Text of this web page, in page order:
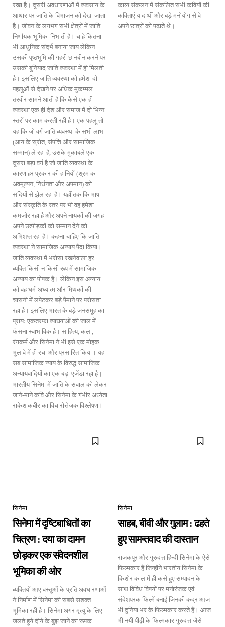
रखा है। दूसरी अवधारणाओं में व्यवसाय के
आधार पर जाति के विभाजन को देखा जाता
है। जीवन के लगभग सभी क्षेत्रों में जाति
निर्णायक भूमिका निभाती है। चाहे कितना
भी आधुनिक संदर्भ बनाया जाय लेकिन
उसकी पृष्ठभूमि की गहरी छानबीन करने पर
उसकी बुनियाद जाति व्यवस्था में ही मिलती
है। इसलिए जाति व्यवस्था को हमेशा दो
पहलुओं से देखने पर अधिक मुकम्मल
तस्वीर सामने आती है कि कैसे एक ही
व्यवस्था एक ही देश और समाज में दो भिन्न
स्तरों पर काम करती रही है। एक पहलू तो
यह कि जो वर्ग जाति व्यवस्था के सभी लाभ
(आय के स्रोत, संपत्ति और सामाजिक
सम्मान) ले रहा है, उसके मुक़ाबले एक
दूसरा बड़ा वर्ग है जो जाति व्यवस्था के
कारण हर प्रकार की हानियों (श्रम का
अवमूल्यन, निर्धनता और अपमान) को
सदियों से झेल रहा है। यहाँ तक कि भाषा
और संस्कृति के स्तर पर भी वह हमेशा
कमजोर रहा है और अपने नायकों की जगह
अपने उत्पीड़कों को सम्मान देने को
अभिशप्त रहा है। कहना चाहिए कि जाति
व्यवस्था ने सामाजिक अन्याय पैदा किया।
जाति व्यवस्था में भरोसा रखनेवाला हर
व्यक्ति किसी न किसी रूप में सामाजिक
अन्याय का पोषक है। लेकिन इस अन्याय
को वह धर्म-अध्यात्म और मिथकों की
चासनी में लपेटकर बड़े पैमाने पर परोसता
रहा है। इसलिए भारत के बड़े जनसमूह का
प्रायः एकतरफा व्याख्याओं की जाल में
फंसना स्वाभाविक है। साहित्य, कला,
रंगकर्म और सिनेमा ने भी इसे एक मोहक
भुलावे में ही रचा और प्रसारित किया। यह
सब सामाजिक न्याय के विरुद्ध सामाजिक
अन्यायवादियों का एक बड़ा एजेंडा रहा है।
भारतीय सिनेमा में जाति के सवाल को लेकर
जाने-माने कवि और सिनेमा के गंभीर अध्येता
राकेश कबीर का विचारोत्तेजक विश्लेषण।
काव्य संकलन में संकलित सभी कवियों की
कविताएं याद थीं और बड़े मनोयोग से वे
अपने छात्रों को पढ़ाते थे।
सिनेमा
सिनेमा में दृष्टिबाधितों का
चित्रण : दया का दामन
छोड़कर एक संवेदनशील
भूमिका की ओर
व्यक्तियों आए वस्तुओं के प्रति अवधारणाओं
ने निर्माण में सिनेमा की सबसे सशक्त
भूमिका रही है। सिनेमा अगर मृत्यु के लिए
जलते हुये दीये के बुझ जाने का रूपक
सिनेमा
साहब, बीवी और गुलाम : ढहते
हुए सामन्तवाद की दास्तान
राजकपूर और गुरुदत्त हिन्दी सिनेमा के ऐसे
फिल्मकार हैं जिन्होंने भारतीय सिनेमा के
किशोर काल में ही कसे हुए सम्पादन के
साथ विविध विषयों पर मनोरंजक एवं
संदेशपरक फिल्में बनाई जिनकी कद्र आज
भी दुनिया भर के फिल्मकार करते हैं। आज
भी नयी पीढ़ी के फिल्मकार गुरुदत्त जैसे